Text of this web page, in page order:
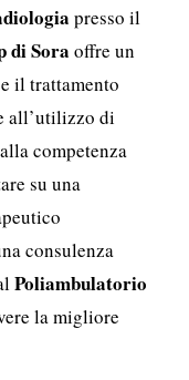
presso il
di Sora offre un
il trattamento
all’utilizzo di
competenza
su una
consulenza
Poliambulatorio
la migliore